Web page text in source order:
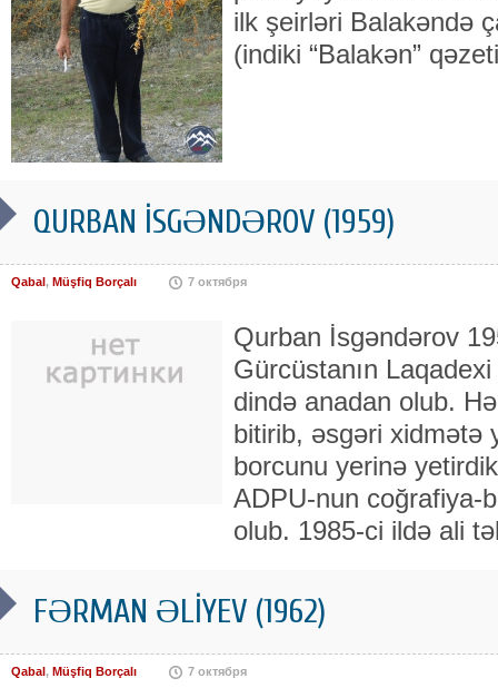
ilk şeirləri Balakəndə
(indiki “Balakən”
QURBAN İSGƏNDƏROV (1959)
Qabal, Müşfiq Borçalı 7 октября
Qurban İsgəndərov
Gürcüstanın
dində anadan olub.
bitirib, əsgəri xidmətə
borcunu yerinə
ADPU-nun coğrafiya-
olub. 1985-ci ildə ali
FƏRMAN ƏLİYEV (1962)
Qabal, Müşfiq Borçalı 7 октября